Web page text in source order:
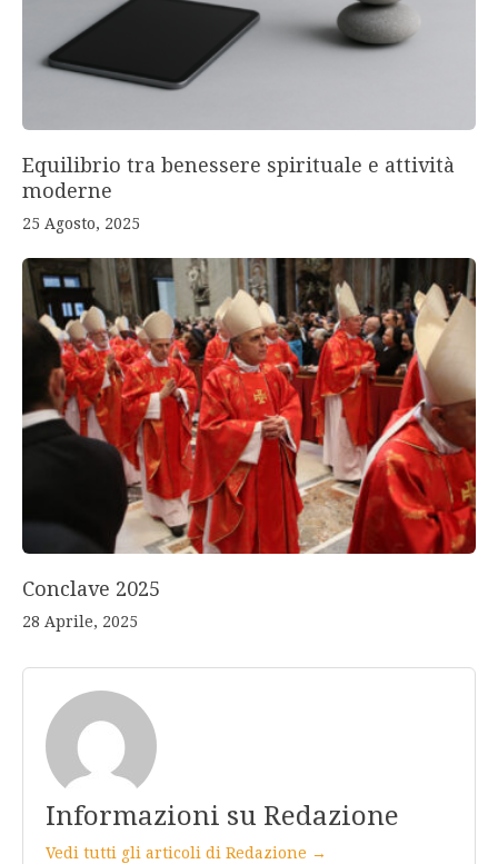
Equilibrio tra benessere spirituale e attività
moderne
25 Agosto, 2025
Conclave 2025
28 Aprile, 2025
Informazioni su Redazione
Vedi tutti gli articoli di Redazione →